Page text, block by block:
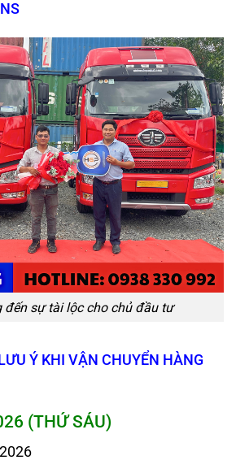
đến sự tài lộc cho chủ đầu tư
Ý KHI VẬN CHUYỂN HÀNG
(THỨ SÁU)